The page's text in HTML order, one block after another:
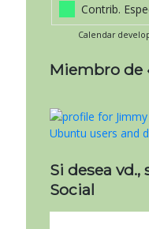
Contrib.
Calendar
Miembro de
Si desea
Social